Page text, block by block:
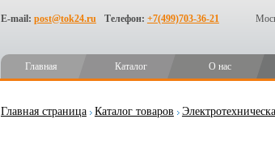
E-mail: post@tok24.ru Телефон: +7(499)703-36-21
Главная Каталог О нас
Главная страница Каталог товаров